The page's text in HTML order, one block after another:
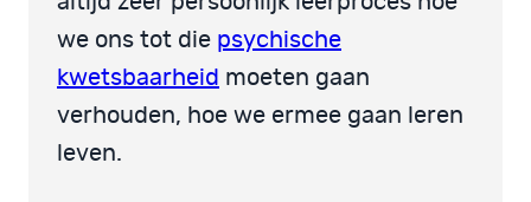
we ons tot die psychische
kwetsbaarheid moeten gaan
verhouden, hoe we ermee gaan leren
leven.